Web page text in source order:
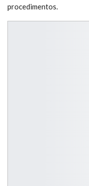
procedimentos.